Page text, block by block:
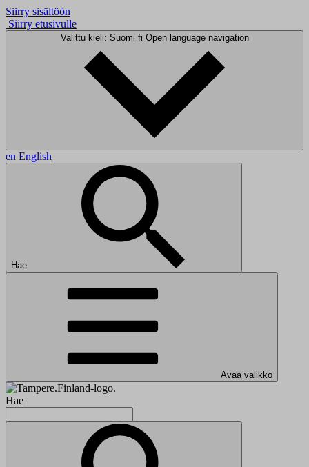
Siirry sisältöön
Siirry etusivulle
Valittu kieli: Suomi fi Open language navigation
en English
Hae
Avaa valikko
Hae